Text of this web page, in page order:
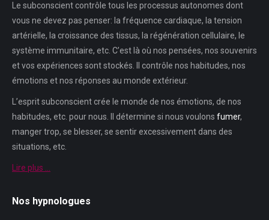
Le subconscient contrôle tous les processus autonomes dont
vous ne devez pas penser: la fréquence cardiaque, la tension
artérielle, la croissance des tissus, la régénération cellulaire, le
système immunitaire, etc. C’est là où nos pensées, nos souvenirs
et vos expériences sont stockés. Il contrôle nos habitudes, nos
émotions et nos réponses au monde extérieur.
L’esprit subconscient crée le monde de nos émotions, de nos
habitudes, etc. pour nous. Il détermine si nous voulons fumer,
manger trop, se blesser, se sentir excessivement dans des
situations, etc.
Lire plus …
Nos hypnologues